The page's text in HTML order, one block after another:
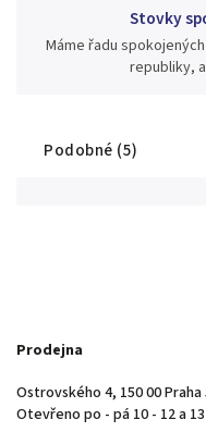
Stovky
Máme řadu
republiky,
Podobné (5)
Prodejna
Ostrovského 4, 150 00 Praha
Otevřeno po - pá 10 - 12 a